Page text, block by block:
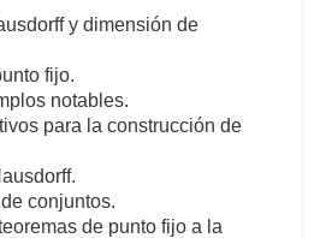
y dimensión de
fijo.
notables.
para la construcción de
conjuntos.
de punto fijo a la